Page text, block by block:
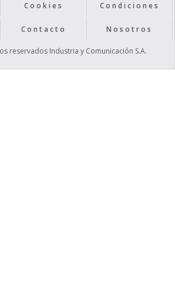
Cookies Condiciones
Contacto Nosotros
reservados Industria y Comunicación S.A.